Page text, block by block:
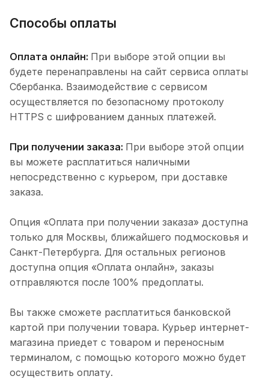
Способы оплаты
Оплата онлайн: При выборе этой опции вы
будете перенаправлены на сайт сервиса оплаты
Сбербанка. Взаимодействие с сервисом
осуществляется по безопасному протоколу
HTTPS с шифрованием данных платежей.
При получении заказа: При выборе этой опции
вы можете расплатиться наличными
непосредственно с курьером, при доставке
заказа.
Опция «Оплата при получении заказа» доступна
только для Москвы, ближайшего подмосковья и
Санкт-Петербурга. Для остальных регионов
доступна опция «Оплата онлайн», заказы
отправляются после 100% предоплаты.
Вы также сможете расплатиться банковской
картой при получении товара. Курьер интернет-
магазина приедет с товаром и переносным
терминалом, с помощью которого можно будет
осуществить оплату.